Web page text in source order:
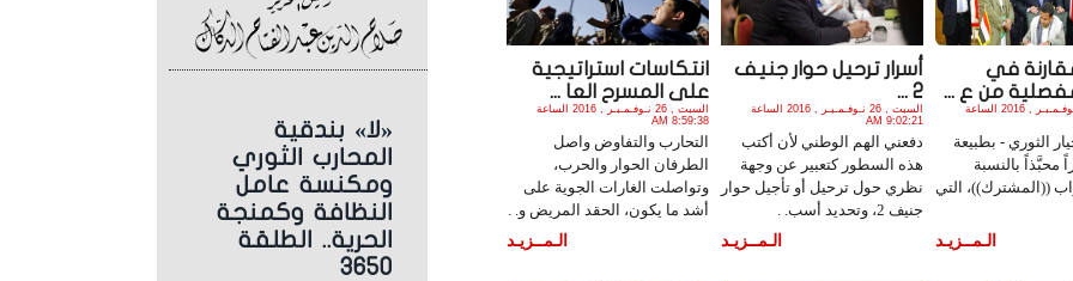
«لا» بندقية
المحارب الثوري
ومكنسة عامل
النظافة وكمنجة
الحرية.. الطلقة
3650
في
من ع ...
السبت , 26 نـوفـمـبـر , 2016 الساعة
الثوري - بطبيعة
محبَّذاً بالنسبة
((المشترك))، التي
الـمــزيـد
أسرار ترحيل حوار جنيف
2 ...
السبت , 26 نـوفـمـبـر , 2016 الساعة
9:02:21 AM
دفعني الهم الوطني لأن أكتب
هذه السطور كتعبير عن وجهة
نظري حول ترحيل أو تأجيل حوار
جنيف 2، وتحديد أسب. .
الـمــزيـد
انتكاسات استراتيجية
على المسرح العا ...
السبت , 26 نـوفـمـبـر , 2016 الساعة
8:59:38 AM
التحارب والتفاوض واصل
الطرفان الحوار والحرب،
وتواصلت الغارات الجوية على
أشد ما يكون، الحقد المريض و. .
الـمــزيـد